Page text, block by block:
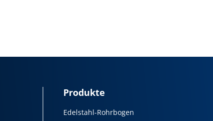
Produkte
Edelstahl-Rohrbogen